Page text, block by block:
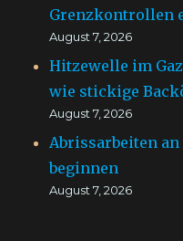
Grenzkontrollen
August 7, 2026
Hitzewelle im
wie stickige
August 7, 2026
Abrissarbeiten
beginnen
August 7, 2026